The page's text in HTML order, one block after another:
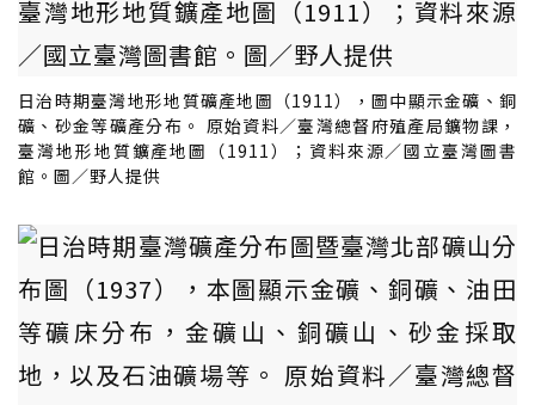
日治時期臺灣地形地質礦產地圖（1911），圖中顯示金礦、銅
礦、砂金等礦產分布。 原始資料／臺灣總督府殖產局鑛物課，
臺灣地形地質鑛產地圖（1911）；資料來源／國立臺灣圖書
館。圖／野人提供